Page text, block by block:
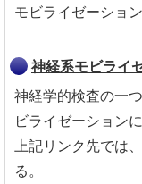
モビライゼーショ
神経系モビライ
神経学的検査の一
ビライゼーション
上記リンク先では
る。